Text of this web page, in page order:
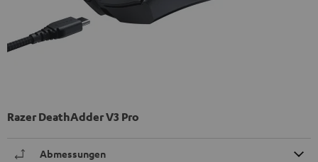
Razer DeathAdder V3 Pro
Abmessungen